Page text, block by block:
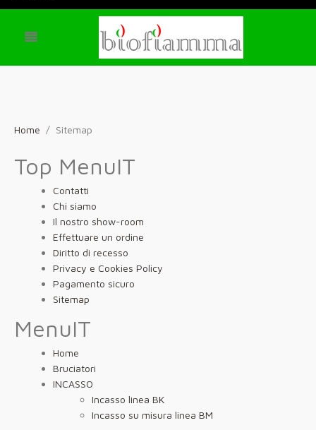
Home Sitemap
Top MenuIT
Contatti
Chi siamo
Il nostro show-room
Effettuare un ordine
Diritto di recesso
Privacy e Cookies Policy
Pagamento sicuro
Sitemap
MenuIT
Home
Bruciatori
INCASSO
Incasso linea BK
Incasso su misura linea BM